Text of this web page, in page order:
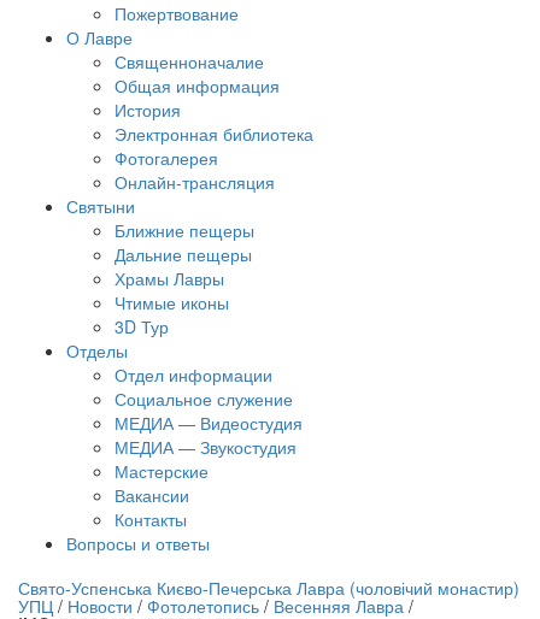
Пожертвование
О Лавре
Священноначалие
Общая информация
История
Электронная библиотека
Фотогалерея
Онлайн-трансляция
Святыни
Ближние пещеры
Дальние пещеры
Храмы Лавры
Чтимые иконы
3D Тур
Отделы
Отдел информации
Социальное служение
МЕДИА — Видеостудия
МЕДИА — Звукостудия
Мастерские
Вакансии
Контакты
Вопросы и ответы
трансляция | 12 сентября
Свято-Успенська Києво-Печерська Лавра (чоловічий монастир)
УПЦ / Новости / Фотолетопись / Весенняя Лавра /